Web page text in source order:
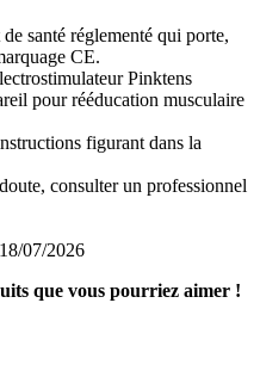
santé réglementé qui porte,
CE.
Pinktens
pour rééducation musculaire
figurant dans la
consulter un professionnel
18/07/2026
que vous pourriez aimer !